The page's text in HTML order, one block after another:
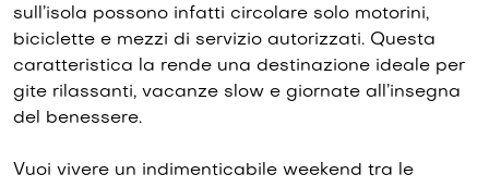
sull’isola possono infatti circolare solo motorini,
biciclette e mezzi di servizio autorizzati. Questa
caratteristica la rende una destinazione ideale per
gite rilassanti, vacanze slow e giornate all’insegna
del benessere.
Vuoi vivere un indimenticabile weekend tra le